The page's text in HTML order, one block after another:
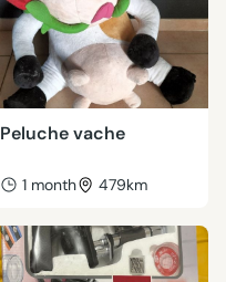
Peluche vache
1 month 479km